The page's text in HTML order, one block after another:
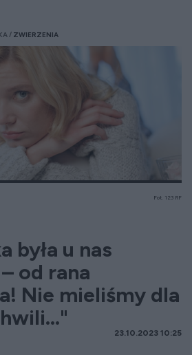
ZWIERZENIA
Fot. 123 RF
była u nas
od rana
Nie mieliśmy dla
23.10.2023 10:25